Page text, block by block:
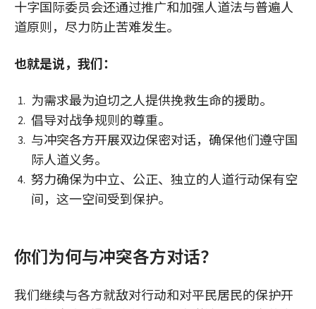
十字国际委员会还通过推广和加强人道法与普遍人
道原则，尽力防止苦难发生。
也就是说，我们：
为需求最为迫切之人提供挽救生命的援助。
倡导对战争规则的尊重。
与冲突各方开展双边保密对话，确保他们遵守国
际人道义务。
努力确保为中立、公正、独立的人道行动保有空
间，这一空间受到保护。
你们为何与冲突各方对话？
我们继续与各方就敌对行动和对平民居民的保护开